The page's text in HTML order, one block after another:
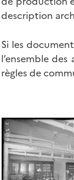
description
Si les
l’ensemble
règles de